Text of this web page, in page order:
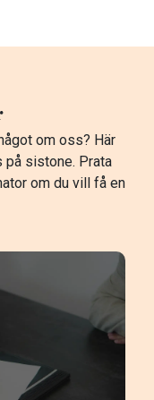
om oss? Här
på sistone. Prata
om du vill få en